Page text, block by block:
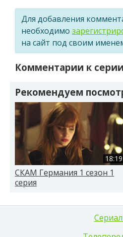
Для добавления
необходимо
на сайт под своим
Комментарии к серии
Рекомендуем
18:19
СКАМ Германия 1 сезон 1
серия